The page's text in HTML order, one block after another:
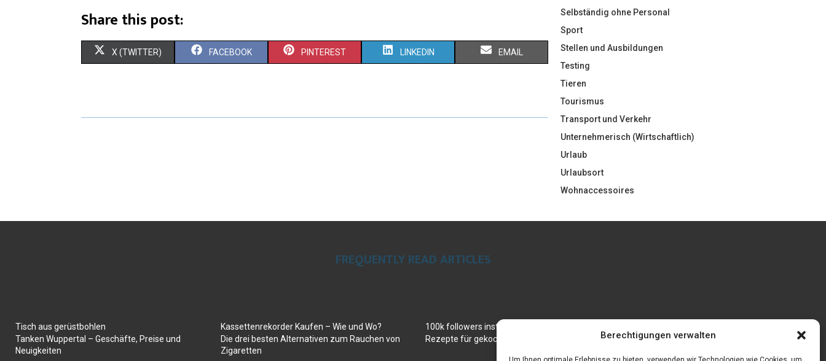
Berechtigungen verwalten
Share this post:
X (TWITTER) FACEBOOK PINTEREST LINKEDIN EMAIL
Selbständig ohne Personal
Sport
Stellen und Ausbildungen
Testing
Tieren
Tourismus
Transport und Verkehr
Unternehmerisch (Wirtschaftlich)
Urlaub
Urlaubsort
Wohnaccessoires
FREQUENTLY READ ARTICLES
Tisch aus gerüstbohlen
Tanken Wuppertal – Geschäfte, Preise und
Neuigkeiten
Kassettenrekorder Kaufen – Wie und Wo?
Die drei besten Alternativen zum Rauchen von
Zigaretten
100k followers instagram buy
Rezepte für gekochte Süßkartoffeln
eigenen Bild